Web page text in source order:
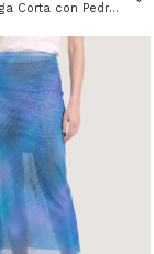
Camiseta Manga Corta con Pedrería